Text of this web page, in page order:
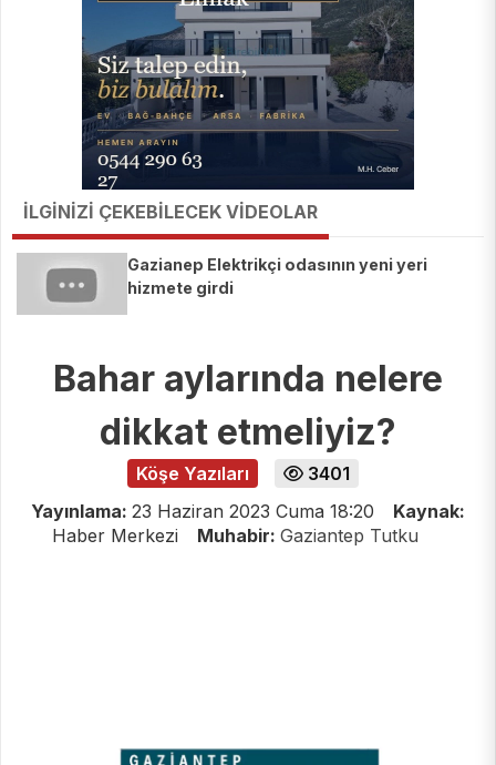
İLGİNİZİ ÇEKEBİLECEK VİDEOLAR
Gazianep Elektrikçi odasının yeni yeri
hizmete girdi
Bahar aylarında nelere
dikkat etmeliyiz?
Köşe Yazıları
3401
Yayınlama: 23 Haziran 2023 Cuma 18:20
Kaynak:
Haber Merkezi
Muhabir: Gaziantep Tutku